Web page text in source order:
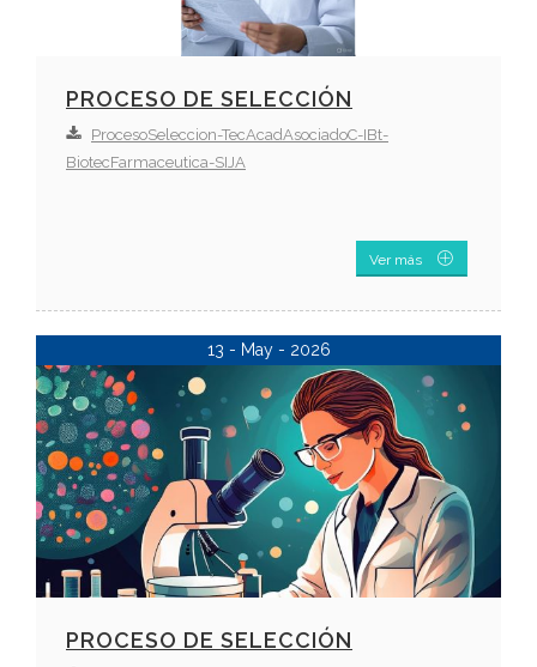
PROCESO DE SELECCIÓN
ProcesoSeleccion-TecAcadAsociadoC-IBt-
BiotecFarmaceutica-SIJA
Ver más
13 - May - 2026
PROCESO DE SELECCIÓN